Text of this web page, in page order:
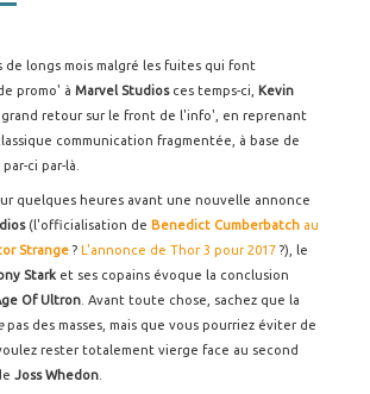
de longs mois malgré les fuites qui font
promo' à Marvel Studios ces temps-ci, Kevin
retour sur le front de l'info', en reprenant
communication fragmentée, à base de
ci par-là.
quelques heures avant une nouvelle annonce
(l'officialisation de Benedict Cumberbatch au
Strange ? L'annonce de Thor 3 pour 2017 ?), le
Stark et ses copains évoque la conclusion
Of Ultron . Avant toute chose, sachez que la
pas des masses, mais que vous pourriez éviter de
rester totalement vierge face au second
Joss Whedon